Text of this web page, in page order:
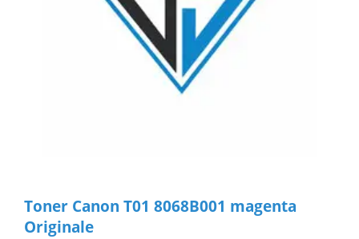
Toner Canon T01 8068B001 magenta
Originale